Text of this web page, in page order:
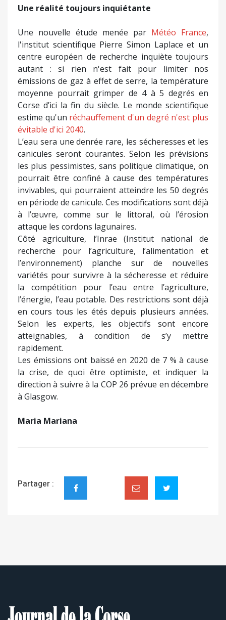
Une réalité toujours inquiétante
Une nouvelle étude menée par Météo France,
l'institut scientifique Pierre Simon Laplace et un
centre européen de recherche inquiète toujours
autant : si rien n'est fait pour limiter nos
émissions de gaz à effet de serre, la température
moyenne pourrait grimper de 4 à 5 degrés en
Corse d’ici la fin du siècle. Le monde scientifique
estime qu'un réchauffement d'un degré n'est plus
évitable d'ici 2040.
L’eau sera une denrée rare, les sécheresses et les
canicules seront courantes. Selon les prévisions
les plus pessimistes, sans politique climatique, on
pourrait être confiné à cause des températures
invivables, qui pourraient atteindre les 50 degrés
en période de canicule. Ces modifications sont déjà
à l’œuvre, comme sur le littoral, où l’érosion
attaque les cordons lagunaires.
Côté agriculture, l’Inrae (Institut national de
recherche pour l’agriculture, l’alimentation et
l’environnement) planche sur de nouvelles
variétés pour survivre à la sécheresse et réduire
la compétition pour l’eau entre l’agriculture,
l’énergie, l’eau potable. Des restrictions sont déjà
en cours tous les étés depuis plusieurs années.
Selon les experts, les objectifs sont encore
atteignables, à condition de s’y mettre
rapidement.
Les émissions ont baissé en 2020 de 7 % à cause
la crise, de quoi être optimiste, et indiquer la
direction à suivre à la COP 26 prévue en décembre
à Glasgow.
Maria Mariana
Partager :